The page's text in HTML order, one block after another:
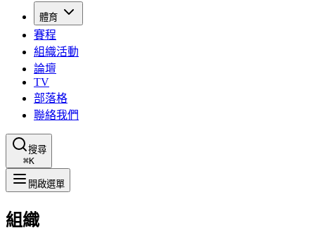
體育
賽程
組織活動
論壇
TV
部落格
聯絡我們
搜尋
⌘K
開啟選單
組織